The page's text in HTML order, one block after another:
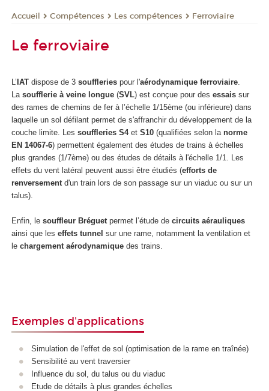
Accueil Compétences Les compétences Ferroviaire
Le ferroviaire
L’IAT dispose de 3 souffleries pour l'aérodynamique ferroviaire
La soufflerie à veine longue (SVL) est conçue pour des essais sur
des rames de chemins de fer à l’échelle 1/15ème (ou inférieure) dans
laquelle un sol défilant permet de s'affranchir du développement de la
couche limite. Les souffleries S4et S10 (qualifiées selon la norme
EN 14067-6) permettent également des études de trains à échelles
plus grandes (1/7ème) ou des études de détails à l'échelle 1/1. Les
effets du vent latéral peuvent aussi être étudiés (efforts de
renversement d'un train lors de son passage sur un viaduc ou sur un
talus).
Enfin, le souffleur Bréguet permet l’étude de circuits aérauliques
ainsi que les effets tunnel sur une rame, notamment la ventilation et
le chargement aérodynamique des trains.
Exemples d'applications
Simulation de l'effet de sol (optimisation de la rame en traînée)
Sensibilité au vent traversier
Influence du sol, du talus ou du viaduc
Etude de détails à plus grandes échelles